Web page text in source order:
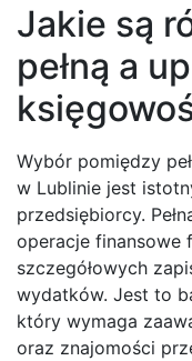
Jakie są
pełną a
Wybór pomiędzy
w Lublinie jest
przedsiębiorcy.
operacje finansowe
szczegółowych
wydatków. Jest to
który wymaga
oraz znajomości